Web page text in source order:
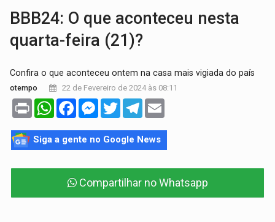
BBB24: O que aconteceu nesta
quarta-feira (21)?
Confira o que aconteceu ontem na casa mais vigiada do país
otempo 22 de Fevereiro de 2024 às 08:11
Print WhatsAppFacebookMessenger
TwitterTelegram
Siga a gente no Google News
Compartilhar no Whatsapp